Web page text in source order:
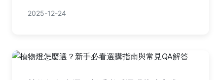
2025-12-24